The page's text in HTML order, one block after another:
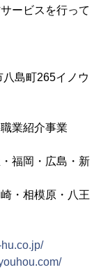
ービスを行って
島町265イノウ
業紹介事業
福岡・広島・新
相模原・八王